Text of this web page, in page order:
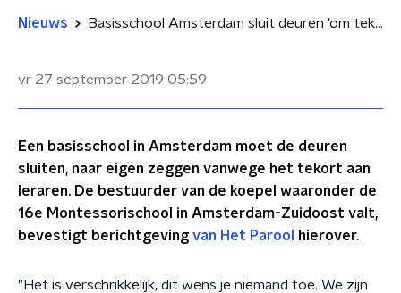
Nieuws Basisschool Amsterdam sluit deuren 'om tekort aan leraren'
vr 27 september 2019 05:59
Een basisschool in Amsterdam moet de deuren
sluiten, naar eigen zeggen vanwege het tekort aan
leraren. De bestuurder van de koepel waaronder de
16e Montessorischool in Amsterdam-Zuidoost valt,
bevestigt berichtgevingvan Het Parool hierover.
"Het is verschrikkelijk, dit wens je niemand toe. We zijn